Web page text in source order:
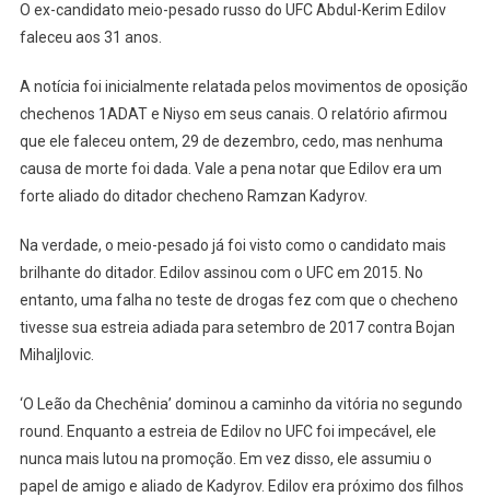
DAS
UFC:
Ex
Lutador
Abdul-
Morreu
De
Forma
Misteriosa
O ex-candidato meio-pesado russo do UFC Abdul-Kerim Edilov
faleceu aos 31 anos.
A notícia foi inicialmente relatada pelos movimentos de oposição
chechenos 1ADAT e Niyso em seus canais. O relatório afirmou
que ele faleceu ontem, 29 de dezembro, cedo, mas nenhuma
causa de morte foi dada. Vale a pena notar que Edilov era um
forte aliado do ditador checheno Ramzan Kadyrov.
Na verdade, o meio-pesado já foi visto como o candidato mais
brilhante do ditador. Edilov assinou com o UFC em 2015. No
entanto, uma falha no teste de drogas fez com que o checheno
tivesse sua estreia adiada para setembro de 2017 contra Bojan
Mihaljlovic.
‘O Leão da Chechênia’ dominou a caminho da vitória no segundo
round. Enquanto a estreia de Edilov no UFC foi impecável, ele
nunca mais lutou na promoção. Em vez disso, ele assumiu o
papel de amigo e aliado de Kadyrov. Edilov era próximo dos filhos